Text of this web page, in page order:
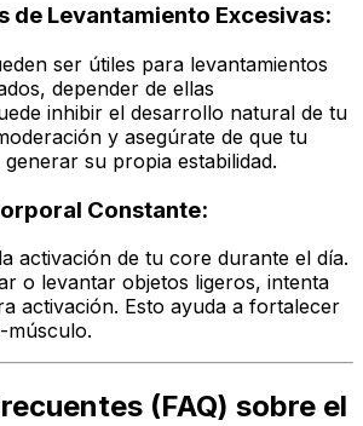
de Levantamiento Excesivas:
ser útiles para levantamientos
depender de ellas
inhibir el desarrollo natural de tu
y asegúrate de que tu
su propia estabilidad.
Constante:
activación de tu core durante el día.
o levantar objetos ligeros, intenta
activación. Esto ayuda a fortalecer
músculo.
(FAQ) sobre el